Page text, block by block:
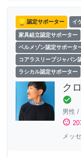
認定サポーター イ
家具組立認定サポーター
ベルメゾン認定サポータ
コアラスリープジャパン
ラシカル認定サポーター
ク
check_circle
男性 /
sentiment_satisfied
メッ